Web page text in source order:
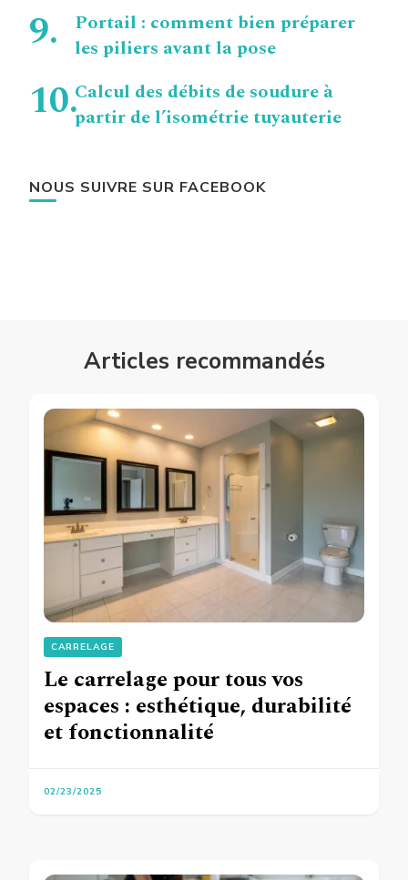
Portail : comment bien préparer
les piliers avant la pose
Calcul des débits de soudure à
partir de l’isométrie tuyauterie
NOUS SUIVRE SUR FACEBOOK
Articles recommandés
CARRELAGE
Le carrelage pour tous vos
espaces : esthétique, durabilité
et fonctionnalité
02/23/2025